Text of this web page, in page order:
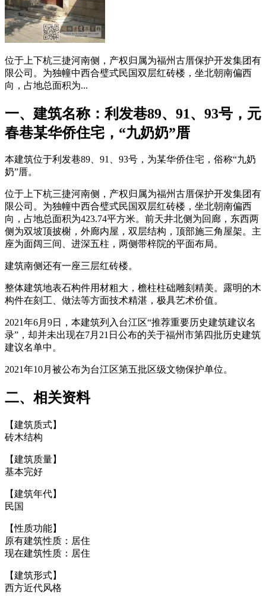
位于上下杭三捷河南侧，产权归属为福州古厝保护开发集团有
限公司。为独幢中西合璧式民国双层红砖楼，坐北朝南偏西
向，占地总面积为...
一、建筑名称：利发巷89、91、93号，元
春巷某华侨住宅，“九奶奶”厝
本建筑位于利发巷89、91、93号，为某华侨住宅，俗称“九奶
奶”厝。
位于上下杭三捷河南侧，产权归属为福州古厝保护开发集团有
限公司。为独幢中西合璧式民国双层红砖楼，坐北朝南偏西
向，占地总面积为423.74平方米。前天井北侧为回廊，东西两
侧为双坡顶披榭，外廊内屋，双层结构，顶部施三角屋架。主
座为面阔三间、进深五柱，两侧带梓院的平面布局。
建筑南侧还有一座三层红砖楼。
整体建筑地表石构件用材粗大，檐柱柱础雕刻精美。露明的木
构件在刻工、做法等方面技术精湛，极具艺术价值。
2021年6月9日，本建筑列入台江区“推荐重要历史建筑建议名
录”，却并未出现在7月21日公布的关于福州市第四批历史建筑
建议名单中。
2021年10月被公布为台江区第五批区级文物保护单位。
二、相关资料
【建筑质式】
砖木结构
【建筑质量】
基本完好
【建筑年代】
民国
【性质功能】
原有建筑性质：居住
现在建筑性质：居住
【建筑形式】
西方近代风格